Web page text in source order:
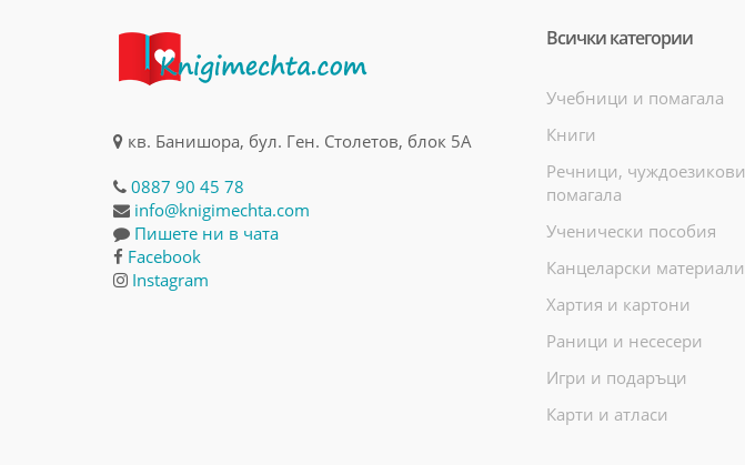
кв. Банишора, бул. Ген. Столетов, блок 5А
0887 90 45 78
info@knigimechta.com
Пишете ни в чата
Facebook
Instagram
Всички категории
Учебници и помагала
Книги
Речници, чуждоезикови
помагала
Ученически пособия
Канцеларски материали
Хартия и картони
Раници и несесери
Игри и подаръци
Карти и атласи